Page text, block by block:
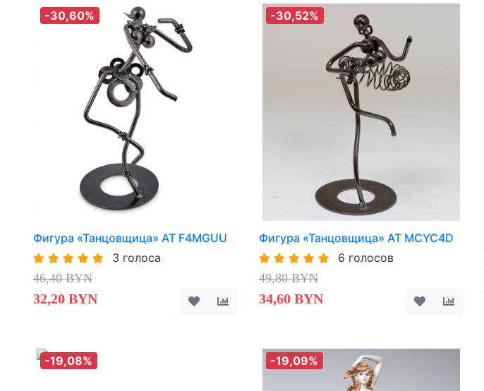
-30,60%
Фигура «Танцовщица» AT F4MGUU
3 голоса
46,40 BYN
32,20 BYN
-30,52%
Фигура «Танцовщица» AT MCYC4D
6 голосов
49,80 BYN
34,60 BYN
-19,08% -19,09%